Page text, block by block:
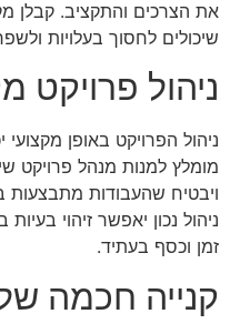
את הצרכים והתקציב. קבלן
שיכולים לחסוך בעלויות
ניהול פרויקט
ניהול הפרויקט באופן מקצועי
מומלץ למנות מנהל פרויקט
ויבטיח שהעבודות מתבצעות
ניהול נכון יאפשר זיהוי
זמן וכסף בעתיד.
קנייה חכמה של